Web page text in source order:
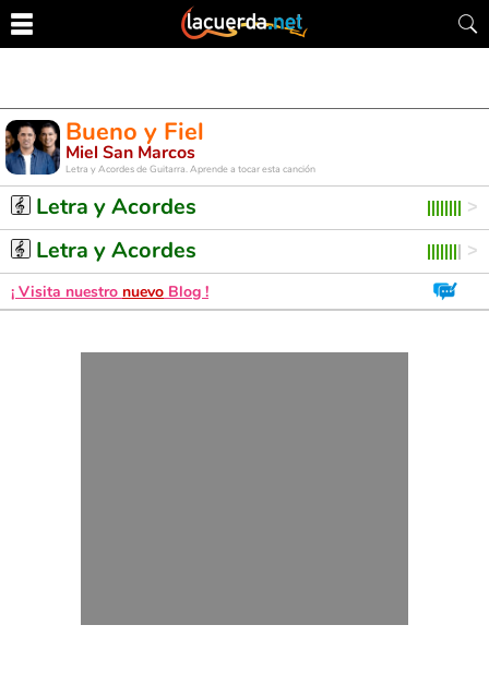
Bueno y Fiel
Miel San Marcos
Letra y Acordes de Guitarra. Aprende a tocar esta canción
Letra y Acordes
Letra y Acordes
¡ Visita nuestro nuevo Blog !